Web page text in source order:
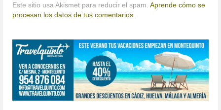
Este sitio usa Akismet para reducir el spam.Aprende cómo se
procesan los datos de tus comentarios.